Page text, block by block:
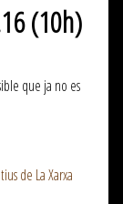
(10h)
que ja no es
de La Xarxa